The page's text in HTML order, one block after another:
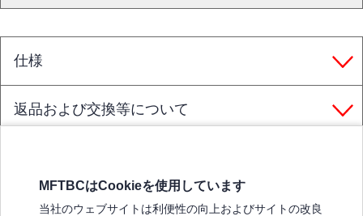
仕様
返品および交換等について
MFTBCはCookieを使用しています
当社のウェブサイトは利便性の向上およびサイトの改良